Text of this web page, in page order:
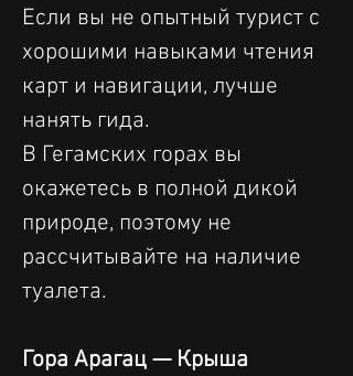
Если вы не опытный турист с
хорошими навыками чтения
карт и навигации, лучше
нанять гида.
В Гегамских горах вы
окажетесь в полной дикой
природе, поэтому не
рассчитывайте на наличие
туалета.
Гора Арагац — Крыша